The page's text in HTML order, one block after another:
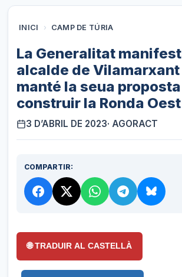
INICI › CAMP DE TÚRIA
La Generalitat
alcalde de Vilamarxant
manté la seua
construir la Ronda
3 D’ABRIL DE 2023· AGORACT
COMPARTIR:
🌐 TRADUIR AL CASTELLÀ